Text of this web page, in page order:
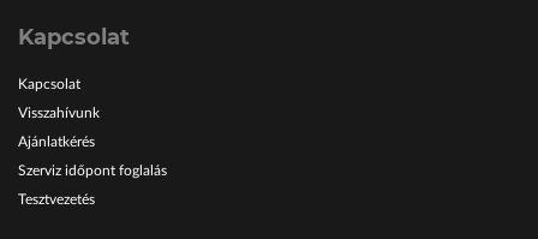
Kapcsolat
Kapcsolat
Visszahívunk
Ajánlatkérés
Szerviz időpont foglalás
Tesztvezetés